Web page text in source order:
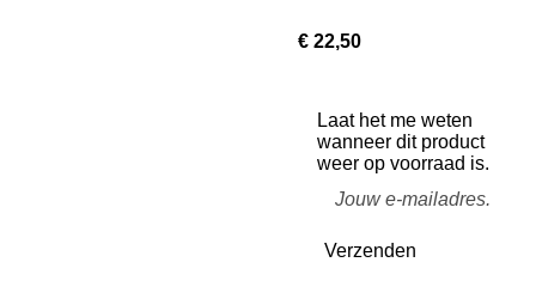
€ 22,50
Laat het me weten
wanneer dit product
weer op voorraad is.
Verzenden